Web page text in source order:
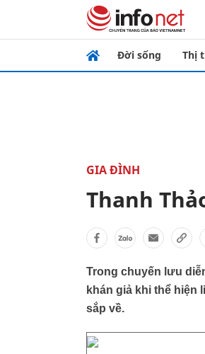
Đời sống Thị
GIA ĐÌNH
Thanh
Trong chuyến lưu
khán giả khi thể hiện
sắp về.